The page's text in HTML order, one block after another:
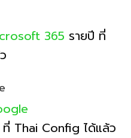
365 รายปี ที่
ที่ Thai Config ได้แล้ว